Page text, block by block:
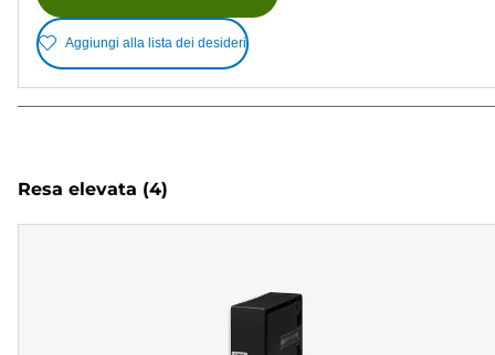
Aggiungi alla lista dei desideri
Resa elevata (4)